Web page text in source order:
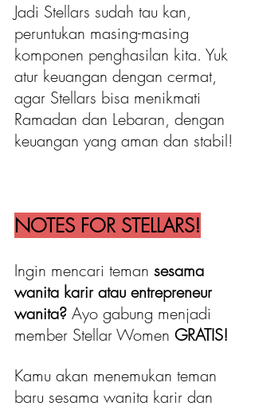
Jadi Stellars sudah tau kan,
peruntukan masing-masing
komponen penghasilan kita. Yuk
atur keuangan dengan cermat,
agar Stellars bisa menikmati
Ramadan dan Lebaran, dengan
keuangan yang aman dan stabil!
NOTES FOR STELLARS!
Ingin mencari teman sesama
wanita karir atau entrepreneur
wanita? Ayo gabung menjadi
member Stellar Women GRATIS!
Kamu akan menemukan teman
baru sesama wanita karir dan